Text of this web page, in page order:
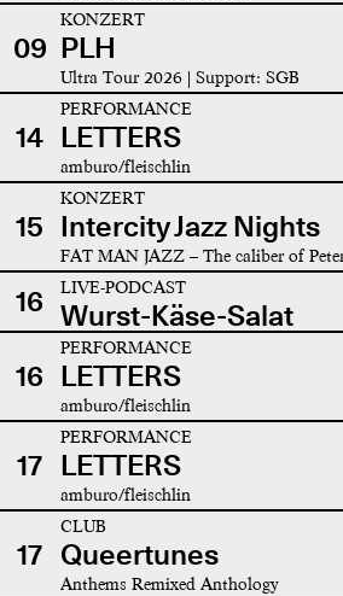
09
KONZERT
PLH
Ultra Tour 2026 | Support: SGB
14
PERFORMANCE
LETTERS
amburo/fleischlin
15
KONZERT
Intercity Jazz Nights
FAT MAN JAZZ – The caliber of
16 LIVE-PODCAST
Wurst-Käse-Salat
16
PERFORMANCE
LETTERS
amburo/fleischlin
17
PERFORMANCE
LETTERS
amburo/fleischlin
17
CLUB
Queertunes
Anthems Remixed Anthology